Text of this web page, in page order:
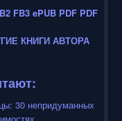
FB3 ePUB PDF PDF
КНИГИ АВТОРА